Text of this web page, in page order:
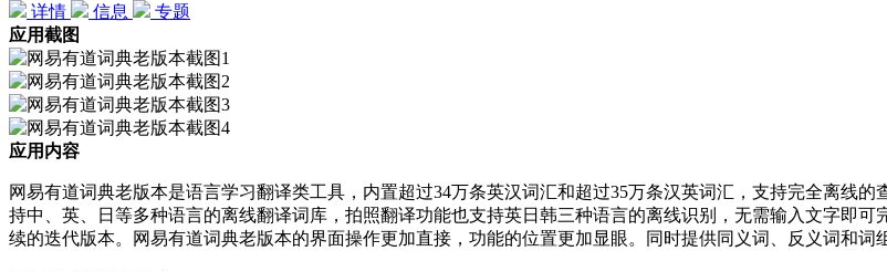
详情
信息
专题
应用截图
应用内容
网易有道词典老版本是语言学习翻译类工具，内置超过34万条英汉词汇和超过35万条汉英词汇，支持完全离线
持中、英、日等多种语言的离线翻译词库，拍照翻译功能也支持英日韩三种语言的离线识别，无需输入文字即
续的迭代版本。网易有道词典老版本的界面操作更加直接，功能的位置更加显眼。同时提供同义词、反义词和词